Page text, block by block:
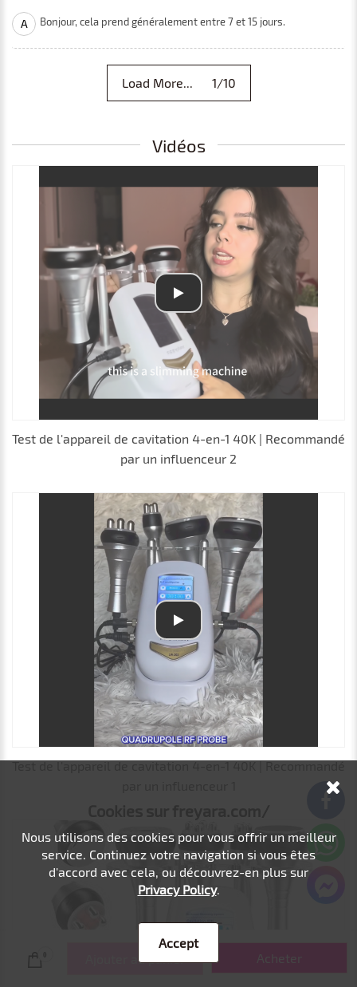
A Bonjour, cela prend généralement entre 7 et 15 jours.
Load More... 1/10
Vidéos
Test de l'appareil de cavitation 4-en-1 40K | Recommandé
par un influenceur 2
Test de l'appareil de cavitation 4-en-1 40K | Recommandé
Ajouter au panier Acheter
Nous utilisons des cookies pour vous offrir un meilleur
service. Continuez votre navigation si vous êtes
d'accord avec cela, ou découvrez-en plus sur
Privacy Policy.
Accept